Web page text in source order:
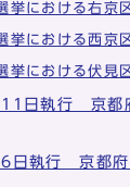
挙における右京
挙における西京
挙における伏見
日執行 京都
日執行 京都